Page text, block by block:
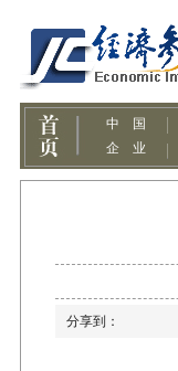
分享到：